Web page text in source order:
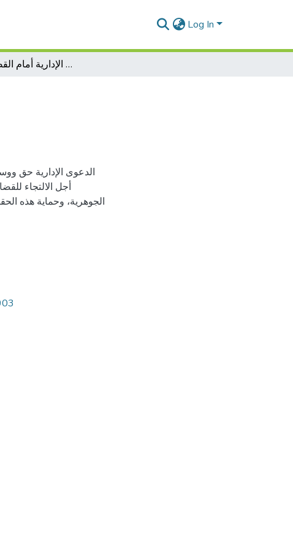
Log In
خصوصية الدعوى الإدارية أمام القضاء الإداري
الدعوى الإدارية حق
أجل الالتجاء
الجوهرية، وحماية هذه